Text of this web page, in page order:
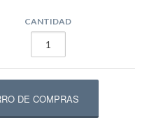
CANTIDAD